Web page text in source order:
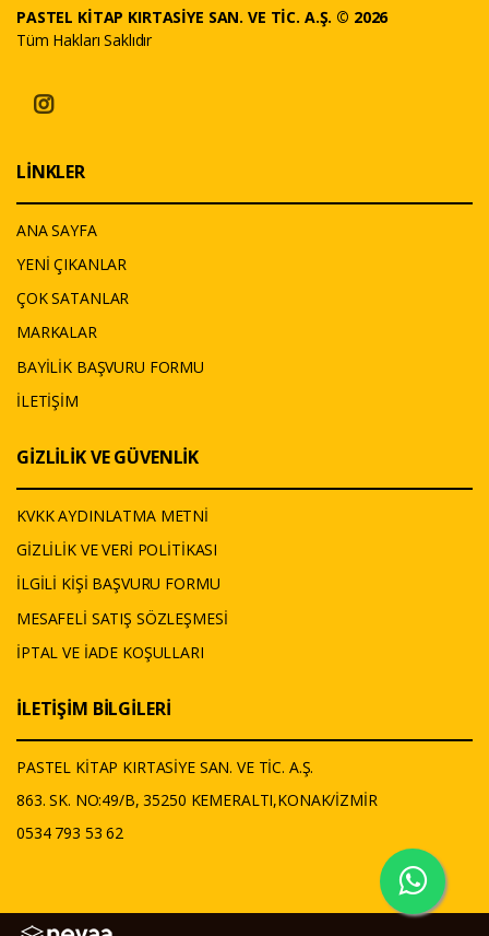
PASTEL KİTAP KIRTASİYE SAN. VE TİC. A.Ş. © 2026
Tüm Hakları Saklıdır
LİNKLER
ANA SAYFA
YENİ ÇIKANLAR
ÇOK SATANLAR
MARKALAR
BAYİLİK BAŞVURU FORMU
İLETİŞİM
GİZLİLİK VE GÜVENLİK
KVKK AYDINLATMA METNİ
GİZLİLİK VE VERİ POLİTİKASI
İLGİLİ KİŞİ BAŞVURU FORMU
MESAFELİ SATIŞ SÖZLEŞMESİ
İPTAL VE İADE KOŞULLARI
İLETİŞİM BİLGİLERİ
PASTEL KİTAP KIRTASİYE SAN. VE TİC. A.Ş.
863. SK. NO:49/B, 35250 KEMERALTI,KONAK/İZMİR
0534 793 53 62